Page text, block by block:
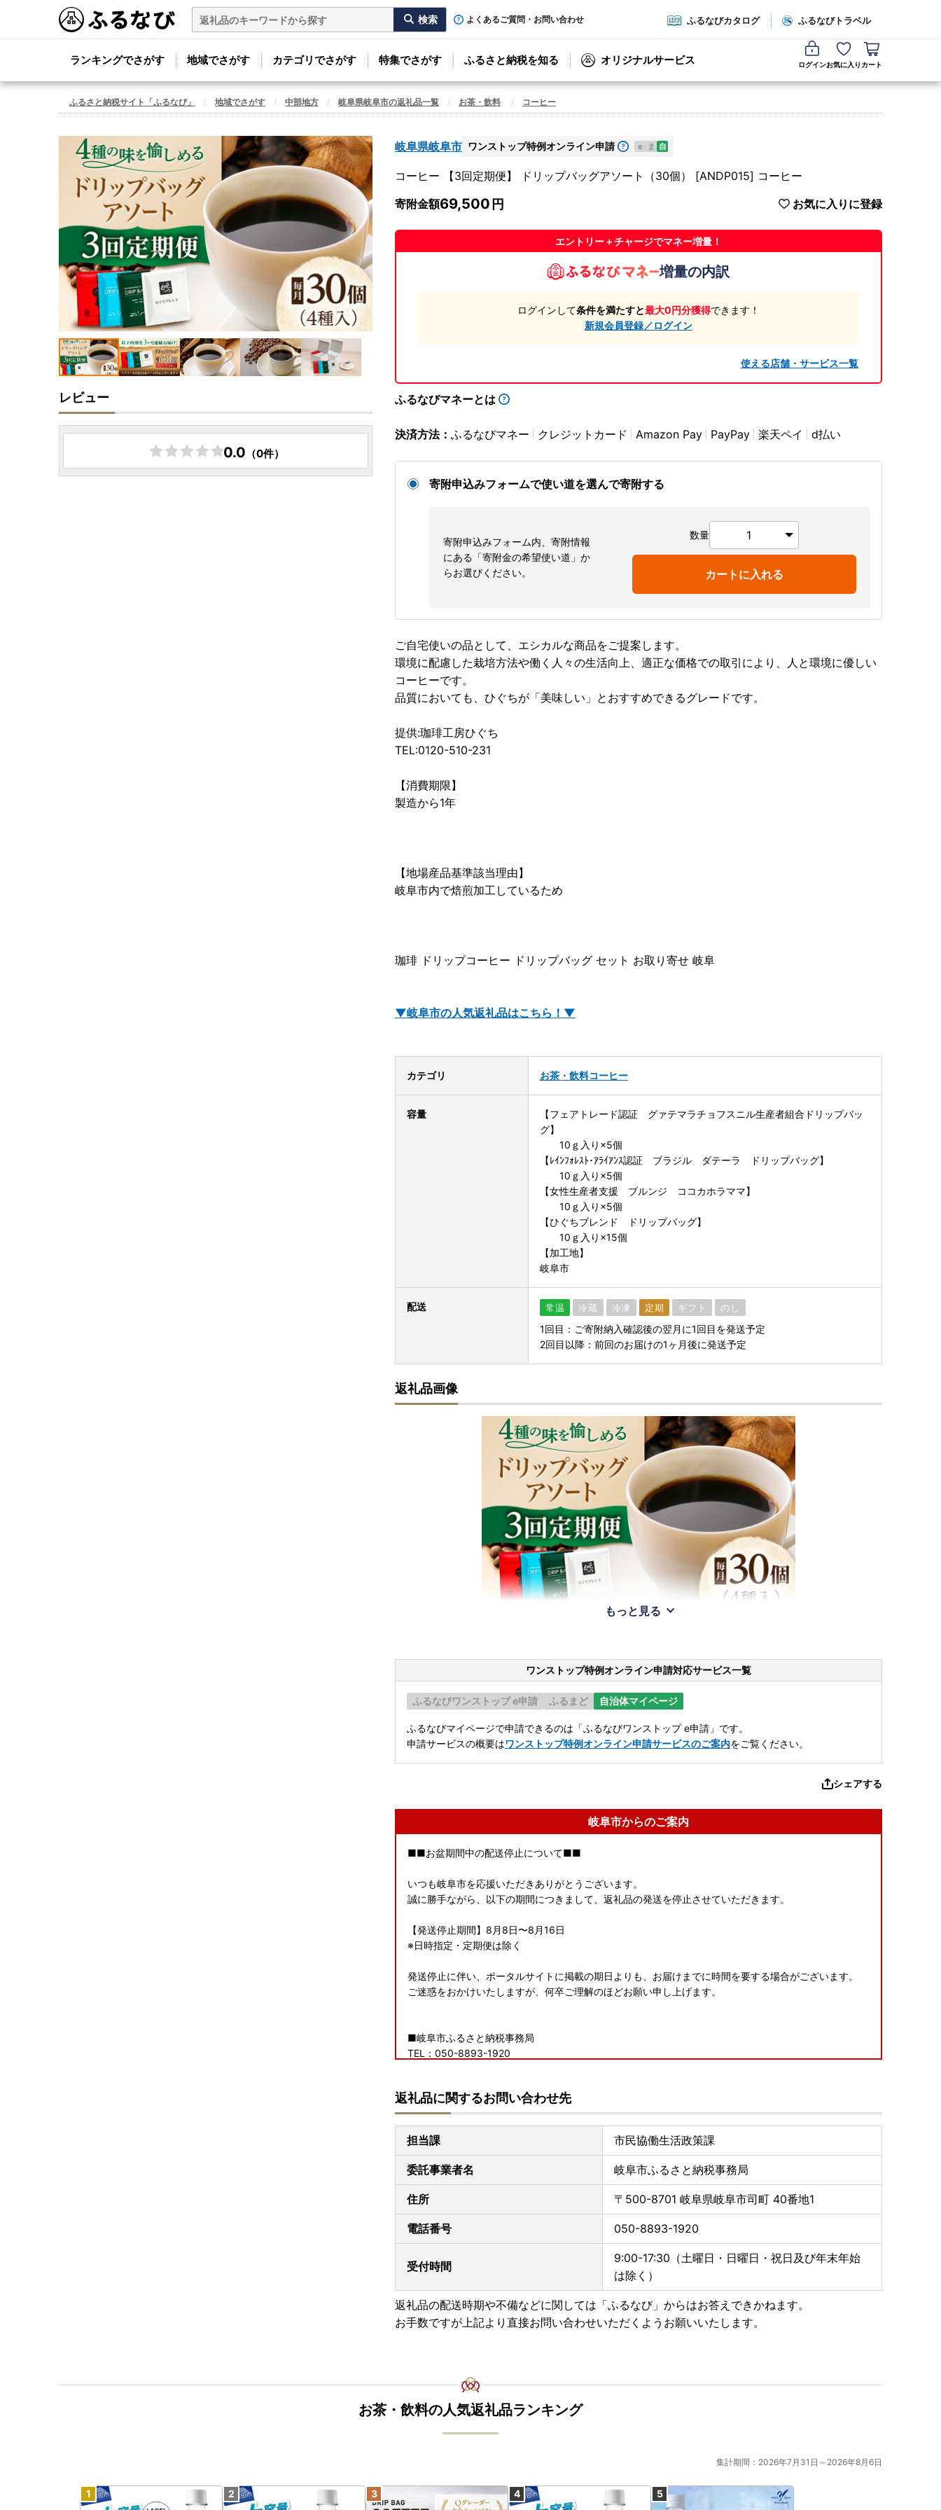
よくあるご質問・お問い合わせ ふるなびカタログ ふるなびトラベル
ランキングでさがす 地域でさがす カテゴリでさがす 特集でさがす ふるさと納税を知る オリジナルサービス ログインお気に入り カート
ふるさと納税サイト「ふるなび」 地域でさがす 中部地方 岐阜県岐阜市の返礼品一覧 お茶・飲料 コーヒー
岐阜県岐阜市 ワンストップ特例オンライン申請 e ま 自
コーヒー 【3回定期便】 ドリップバッグアソート（30個） [ANDP015] コーヒー
寄附金額69,500 お気に入りに登録
エントリー＋チャージでマネー増量！
増量の内訳
ログインして条件を満たすと最大0円分獲得できます！
新規会員登録／ログイン
使える店舗・サービス一覧
ふるなびマネーとは
決済方法： ふるなびマネー クレジットカード Amazon Pay PayPay 楽天ペイ d払い
寄附申込みフォームで使い道を選んで寄附する
寄附申込みフォーム内、寄附情報
にある「寄附金の希望使い道」か
らお選びください。
数量
カートに入れる
ご自宅使いの品として、エシカルな商品をご提案します。
環境に配慮した栽培方法や働く人々の生活向上、適正な価格での取引により、人と環境に優しい
コーヒーです。
品質においても、ひぐちが「美味しい」とおすすめできるグレードです。
提供:珈琲工房ひぐち
TEL:0120-510-231
【消費期限】
製造から1年
【地場産品基準該当理由】
岐阜市内で焙煎加工しているため
珈琲 ドリップコーヒー ドリップバッグ セット お取り寄せ 岐阜
▼岐阜市の人気返礼品はこちら！▼
カテゴリ お茶・飲料コーヒー
容量
【フェアトレード認証 グァテマラチョフスニル生産者組合ドリップバッ
グ】
10ｇ入り×5個
【ﾚｲﾝﾌｫﾚｽﾄ･ｱﾗｲｱﾝｽ認証 ブラジル ダテーラ ドリップバッグ】
10ｇ入り×5個
【女性生産者支援 ブルンジ ココカホラママ】
10ｇ入り×5個
【ひぐちブレンド ドリップバッグ】
10ｇ入り×15個
【加工地】
岐阜市
配送 常温 冷蔵 冷凍 定期 ギフト のし
1回目：ご寄附納入確認後の翌月に1回目を発送予定
2回目以降：前回のお届けの1ヶ月後に発送予定
返礼品画像
もっと見る
ワンストップ特例オンライン申請対応サービス一覧
ふるなびワンストップ e申請 ふるまど 自治体マイページ
ふるなびマイページで申請できるのは「ふるなびワンストップ e申請」です。
申請サービスの概要はワンストップ特例オンライン申請サービスのご案内をご覧ください。
シェアする
岐阜市からのご案内
■■お盆期間中の配送停止について■■
いつも岐阜市を応援いただきありがとうございます。
誠に勝手ながら、以下の期間につきまして、返礼品の発送を停止させていただきます。
【発送停止期間】8月8日〜8月16日
※日時指定・定期便は除く
発送停止に伴い、ポータルサイトに掲載の期日よりも、お届けまでに時間を要する場合がございます。
ご迷惑をおかけいたしますが、何卒ご理解のほどお願い申し上げます。
■岐阜市ふるさと納税事務局
TEL：050-8893-1920
メール：gifu@steamship.co.jp
【個人情報の取り扱いについて】
せ、寄附の使い道のお知らせの広報等に利用するものであり、それ以外の目的で使用するものではありま
せん。返礼品発送に関して、必要最低限の範囲において返礼品取扱い事業者に通知します。
【ふるさと納税の対象となる地方団体の指定について】
岐阜市は令和7年9月26日付総務大臣通知「ふるさと納税の対象となる地方団体の指定について（通
知）」にて、地方税法（昭和25年法律第226号）第37条の2第2項及び第314条の7第2項の規定に基づ
き、ふるさと納税の対象となる地方団体として指定されました。
指定対象期間は、令和7年10月1日から令和8年9月30日までです。
返礼品に関するお問い合わせ先
担当課 市民協働生活政策課
委託事業者名 岐阜市ふるさと納税事務局
住所 〒500-8701 岐阜県岐阜市司町 40番地1
電話番号 050-8893-1920
受付時間
9:00-17:30（土曜日・日曜日・祝日及び年末年始
は除く）
返礼品の配送時期や不備などに関しては「ふるなび」からはお答えできかねます。
お手数ですが上記より直接お問い合わせいただくようお願いいたします。
レビュー
0.0 （0件）
お茶・飲料の人気返礼品ランキング
集計期間：2026年7月31日～2026年8月6日